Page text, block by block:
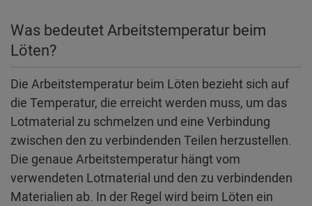
Was bedeutet Arbeitstemperatur beim
Löten?
Die Arbeitstemperatur beim Löten bezieht sich auf
die Temperatur, die erreicht werden muss, um das
Lotmaterial zu schmelzen und eine Verbindung
zwischen den zu verbindenden Teilen herzustellen.
Die genaue Arbeitstemperatur hängt vom
verwendeten Lotmaterial und den zu verbindenden
Materialien ab. In der Regel wird beim Löten ein